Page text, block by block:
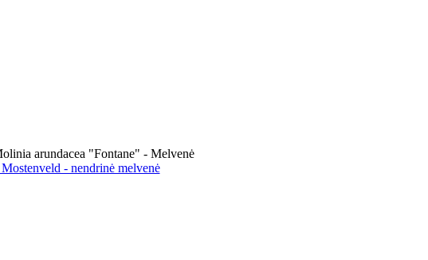
arundacea "Fontane" - Melvenė
- nendrinė melvenė